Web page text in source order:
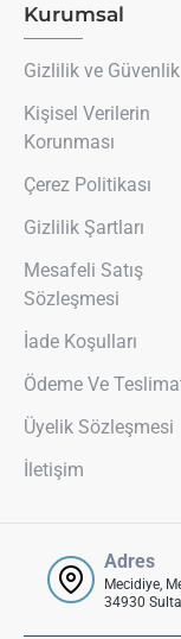
Kurumsal
Gizlilik ve Güvenlik
Kişisel Verilerin
Korunması
Çerez Politikası
Gizlilik Şartları
Mesafeli Satış
Sözleşmesi
İade Koşulları
Ödeme Ve
Üyelik Sözleşmesi
İletişim
Adres
Mecidiye,
34930